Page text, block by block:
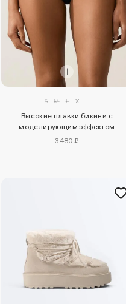
S M L XL
Высокие плавки бикини с
моделирующим эффектом
3480 ₽